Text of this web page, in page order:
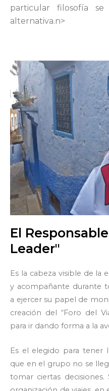
particular filosofía
alternativa.n>
El
Leader"
Es la cabeza visible de la
y acompañante durante
a ejercer su papel de
creación del “Foro del
para ir dando forma a la
Es el elegido para tener
que en el grupo no se
tomar ciertas